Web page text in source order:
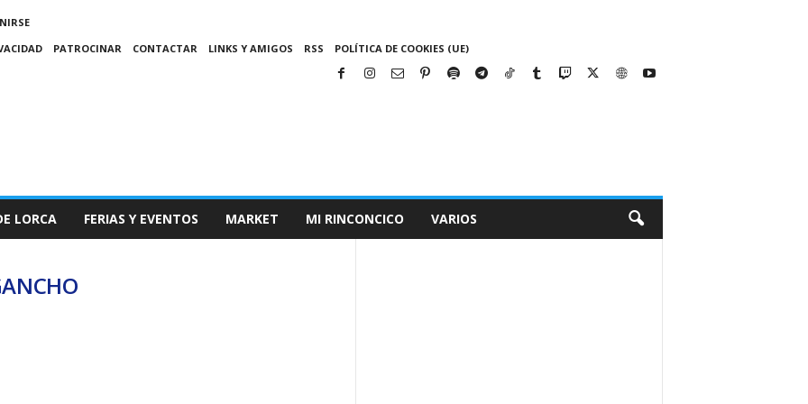
PATROCINAR CONTACTAR LINKS Y AMIGOS RSS POLÍTICA DE COOKIES (UE)
LORCA FERIAS Y EVENTOS MARKET MI RINCONCICO VARIOS